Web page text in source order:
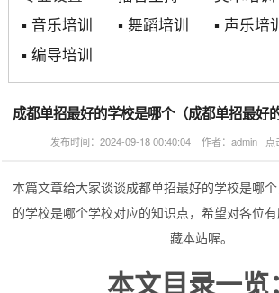
▪ 音乐培训 ▪ 舞蹈培训 ▪ 声乐培
▪ 编导培训
成都单招最好的学校是哪个（成都单招最好
发布时间：2024-09-18 00:40:04 作者：admin 点
本篇文章给大家谈谈成都单招最好的学校是哪
的学校是哪个学校对应的知识点，希望对各位
藏本站喔。
本文目录一览：